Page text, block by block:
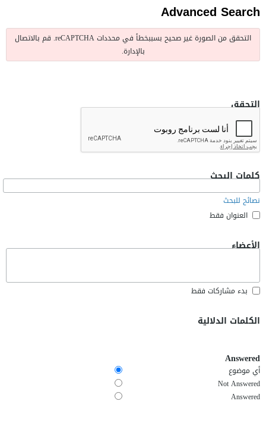
Advanced Search
التحقق من الصورة غير صحيح بسببخطأ في محددات reCAPTCHA. قم بالاتصال
بالإدارة.
التحقق
كلمات البحث
نصائح للبحث
العنوان فقط
الأعضاء
بدء مشاركات فقط
الكلمات الدلالية
Answered
أي موضوع
Not Answered
Answered